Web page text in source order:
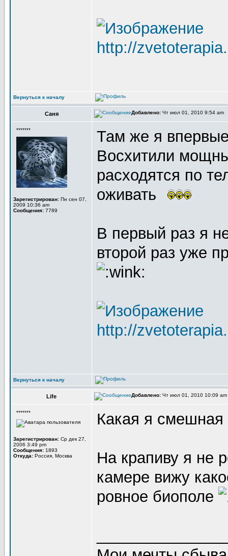
http://
Вернуться к началу
Саня Добавлено: Чт июл 01, 2010 9:54 am
*******
Зарегистрирован: Пн сен 07,
2009 10:36 am
Сообщения: 7789
Там же я впервые
Восхитили
расходятся по
оживать
В первый раз я
второй раз уже
http://
Вернуться к началу
Life Добавлено: Чт июл 01, 2010 10:09 am
*******
Зарегистрирован: Ср дек 27,
2006 3:49 pm
Сообщения: 1893
Откуда: Россия, Москва
Какая я
На крапиву я не
камере вижу
ровное биополе